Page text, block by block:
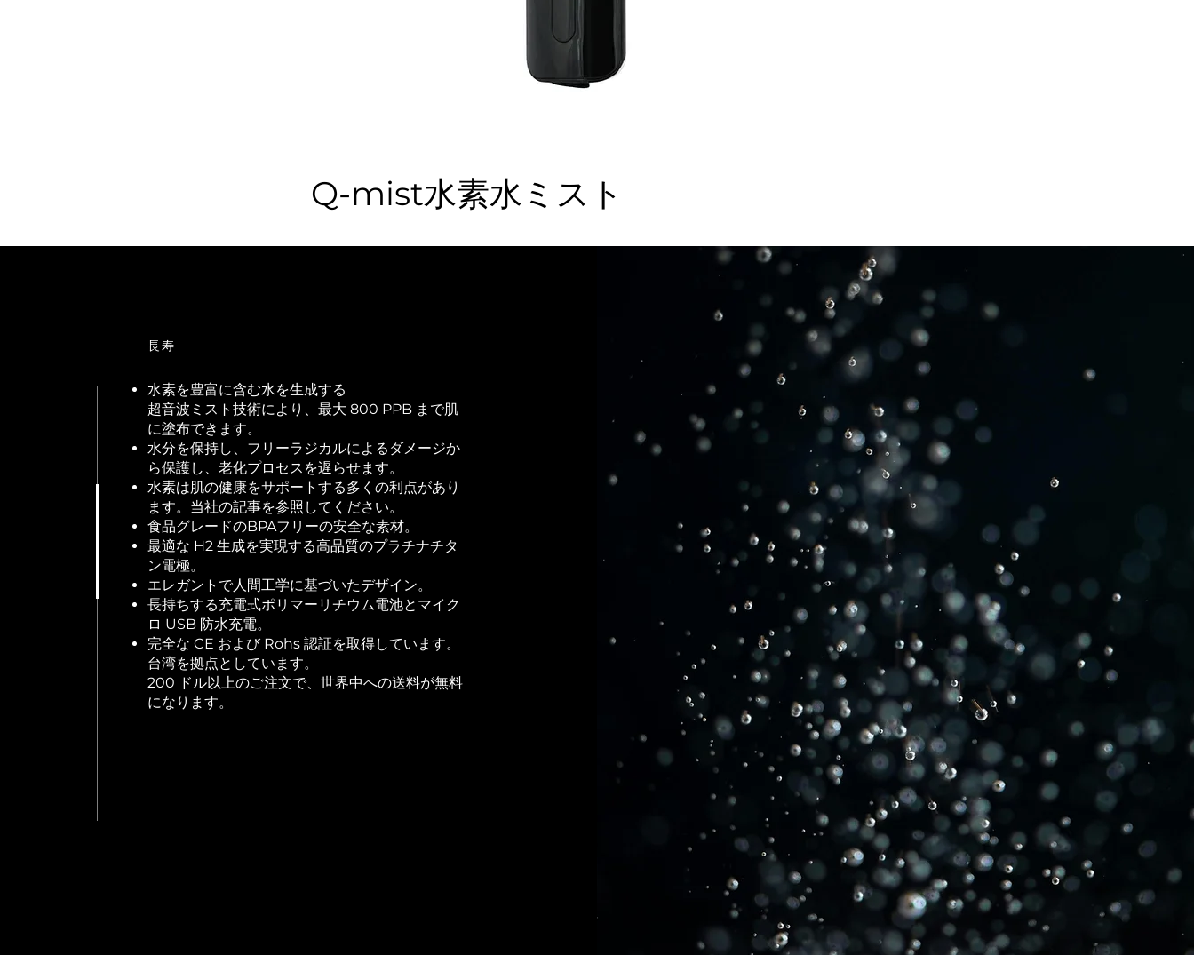
Q-mist水素水ミスト
長寿
水素を豊富に含む水を生成する
超音波ミスト技術により、最大 800 PPB まで肌
に塗布できます。
水分を保持し、フリーラジカルによるダメージか
ら保護し、老化プロセスを遅らせます。
水素は肌の健康をサポートする多くの利点があり
ます。当社の記事を参照してください。
食品グレードのBPAフリーの安全な素材。
最適な H2 生成を実現する高品質のプラチナチタ
ン電極。
エレガントで人間工学に基づいたデザイン。
長持ちする充電式ポリマーリチウム電池と マイク
ロ USB 防水充電。
完全な CE および Rohs 認証を取得しています。
台湾を拠点としています。
200 ドル以上のご注文で、世界中への送料が無料
になります。